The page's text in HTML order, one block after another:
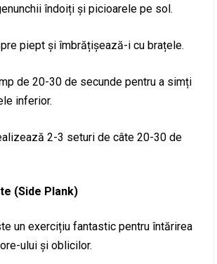
îndoiți și picioarele pe sol.
piept și îmbrățișează-i cu brațele.
de 20-30 de secunde pentru a simți
inferior.
2-3 seturi de câte 20-30 de
(Side Plank)
un exercițiu fantastic pentru întărirea
ului și oblicilor.